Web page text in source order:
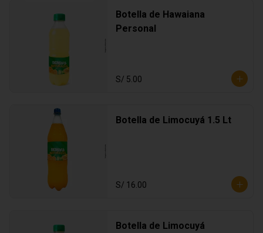
Botella de Hawaiana
Personal
S/ 5.00
Botella de Limocuyá 1.5 Lt
S/ 16.00
Botella de Limocuyá